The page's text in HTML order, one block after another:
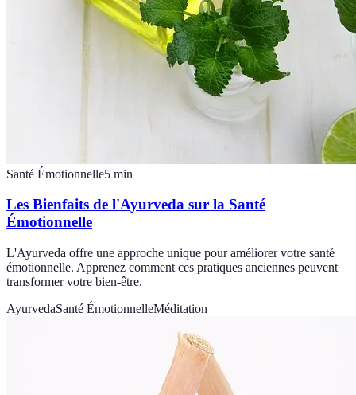
Santé Émotionnelle5 min
Les Bienfaits de l'Ayurveda sur la Santé
Émotionnelle
L'Ayurveda offre une approche unique pour améliorer votre santé
émotionnelle. Apprenez comment ces pratiques anciennes peuvent
transformer votre bien-être.
AyurvedaSanté ÉmotionnelleMéditation